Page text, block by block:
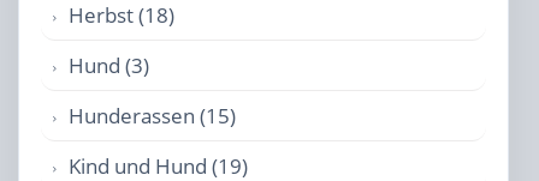
Herbst (18)
Hund (3)
Hunderassen (15)
Kind und Hund (19)